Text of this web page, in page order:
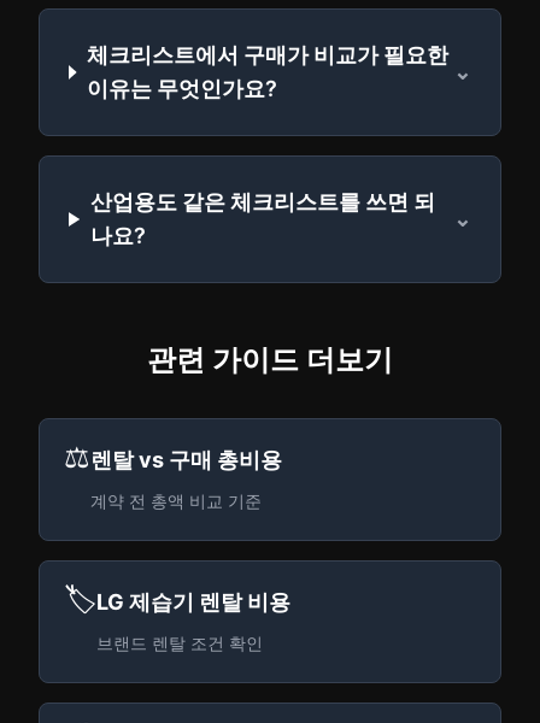
체크리스트에서 구매가 비교가 필요한
이유는 무엇인가요?
⌄
산업용도 같은 체크리스트를 쓰면 되
나요?
⌄
관련 가이드 더보기
⚖️렌탈 vs 구매 총비용
계약 전 총액 비교 기준
🏷️LG 제습기 렌탈 비용
브랜드 렌탈 조건 확인